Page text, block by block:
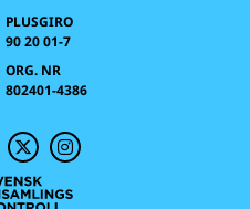
PLUSGIRO
90 20 01-7
ORG. NR
802401-4386